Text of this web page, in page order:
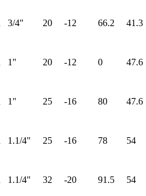
3/4" 20 -12 66.2 41.3
1" 20 -12 0 47.6
1" 25 -16 80 47.6
1.1/4" 25 -16 78 54
1.1/4" 32 -20 91.5 54